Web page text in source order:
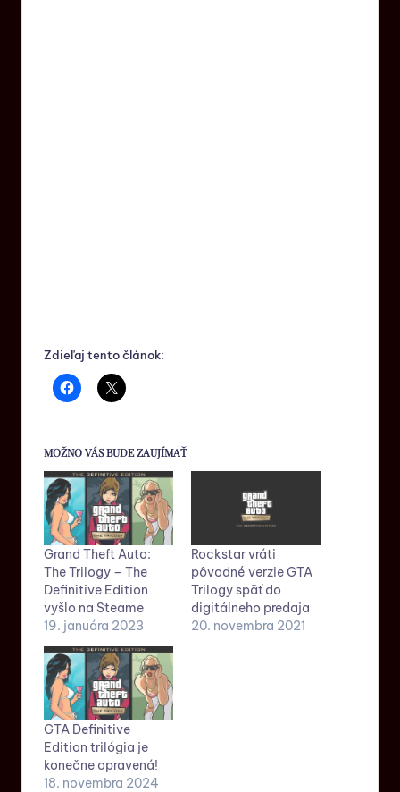
Zdieľaj tento článok:
MOŽNO VÁS BUDE ZAUJÍMAŤ
Grand Theft Auto:
The Trilogy – The
Definitive Edition
vyšlo na Steame
19. januára 2023
Rockstar vráti
pôvodné verzie GTA
Trilogy späť do
digitálneho predaja
20. novembra 2021
GTA Definitive
Edition trilógia je
konečne opravená!
18. novembra 2024